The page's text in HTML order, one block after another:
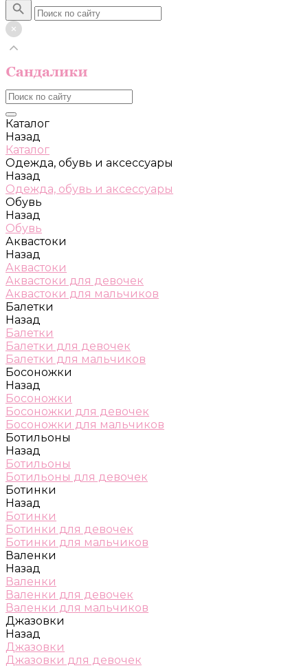
Каталог
Назад
Каталог
Одежда, обувь и аксессуары
Назад
Одежда, обувь и аксессуары
Обувь
Назад
Обувь
Аквастоки
Назад
Аквастоки
Аквастоки для девочек
Аквастоки для мальчиков
Балетки
Назад
Балетки
Балетки для девочек
Балетки для мальчиков
Босоножки
Назад
Босоножки
Босоножки для девочек
Босоножки для мальчиков
Ботильоны
Назад
Ботильоны
Ботильоны для девочек
Ботинки
Назад
Ботинки
Ботинки для девочек
Ботинки для мальчиков
Валенки
Назад
Валенки
Валенки для девочек
Валенки для мальчиков
Джазовки
Назад
Джазовки
Джазовки для девочек